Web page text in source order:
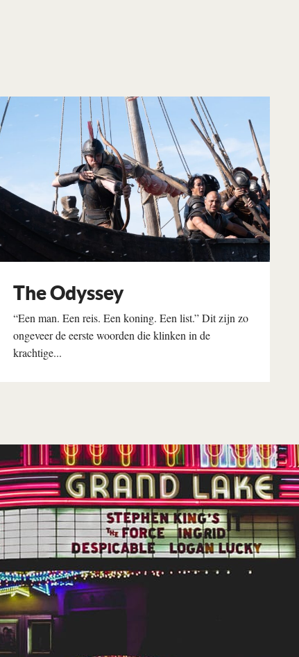
The Odyssey
“Een man. Een reis. Een koning. Een list.” Dit zijn zo
ongeveer de eerste woorden die klinken in de
krachtige...